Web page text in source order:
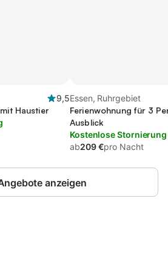
9,5
Haustier
Essen, Ruhrgebiet
Ferienwohnung für 3
Ausblick
Kostenlose Stornierung
ab209 €pro Nacht
anzeigen